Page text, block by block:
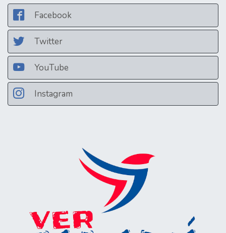
Facebook
Twitter
YouTube
Instagram